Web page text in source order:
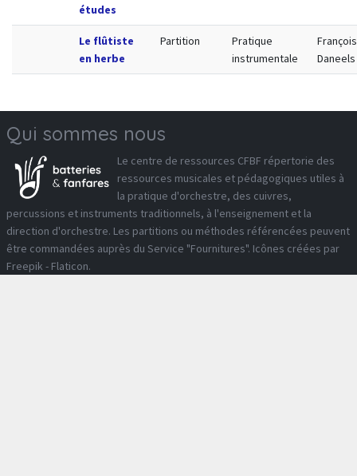
études
Le flûtiste
en herbe
Partition
Pratique
instrumentale
François
Daneels
Qui sommes nous
Le centre de ressources CFBF répertorie des
ressources musicales et pédagogiques utiles à
la pratique d'orchestre, des cuivres,
percussions et instruments traditionnels, à l'enseignement et la
direction d'orchestre. Les partitions ou méthodes référencées peuvent
être commandées auprès du Service "Fournitures". Icônes créées par
Freepik - Flaticon.